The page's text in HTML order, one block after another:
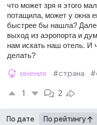
что может зря я этого
потащила, может у окна
быстрее бы нашла?
выход из аэропорта и
нам искать наш отель. И
делать?
мнения #страна
1 2
По дате По рейтингу